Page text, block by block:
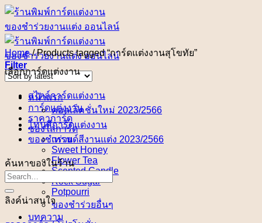
Skip
content
หน้าแรก
การ์ดแต่งงาน
ราคาการ์ด
ซองใส่การ์ด
ของชำร่วย
Sweet Honey
Flower Tea
Scented Candle
Rock Sugar
Potpourri
ของชำร่วยอื่นๆ
บทความ
Home /Products tagged “การ์ดแต่งงานสุโขทัย”
Filter
เลือกการ์ดแต่งงาน
สไตล์การ์ดแต่งงาน
คอลเล็คชั่นใหม่ 2023/2566
โทนสีการ์ดแต่งงาน
เทรนด์สีงานแต่ง 2023/2566
ค้นหาของในร้าน
ลิงค์น่าสนใจ